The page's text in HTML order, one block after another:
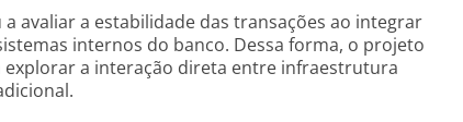
avaliar a estabilidade das transações ao integrar
internos do banco. Dessa forma, o projeto
explorar a interação direta entre infraestrutura